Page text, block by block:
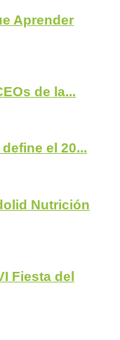
Aprender
de la...
el 20...
Nutrición
Fiesta del